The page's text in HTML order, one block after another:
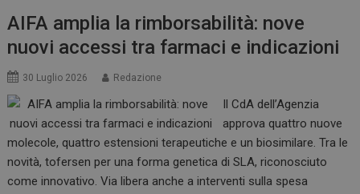
AIFA amplia la rimborsabilità: nove
nuovi accessi tra farmaci e indicazioni
30 Luglio 2026 Redazione
Il CdA dell’Agenzia
approva quattro nuove
molecole, quattro estensioni terapeutiche e un biosimilare. Tra le
novità, tofersen per una forma genetica di SLA, riconosciuto
come innovativo. Via libera anche a interventi sulla spesa
Google LLC
.youtube.com